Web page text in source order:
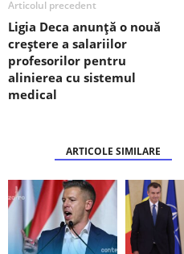
Articolul precedent
Ligia Deca anunță o nouă
creștere a salariilor
profesorilor pentru
alinierea cu sistemul
medical
ARTICOLE SIMILARE